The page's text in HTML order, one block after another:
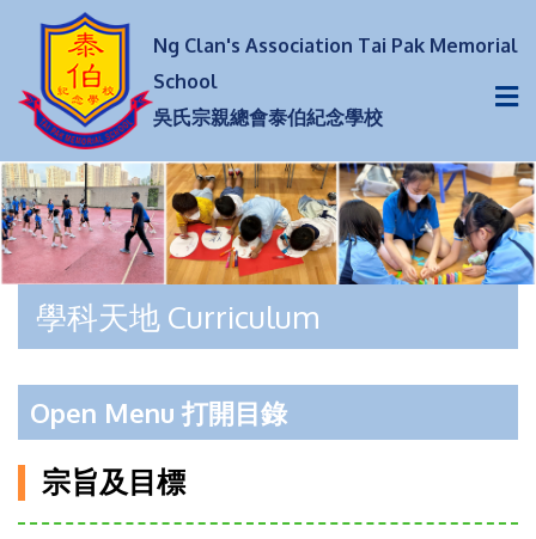
Ng Clan's Association Tai Pak Memorial
School
吳氏宗親總會泰伯紀念學校
學科天地 Curriculum
Open Menu 打開目錄
宗旨及目標